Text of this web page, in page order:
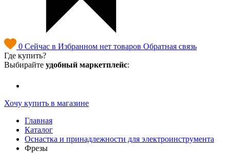
0 Сейчас в Избранном нет товаров Обратная связь
Где купить?
Выбирайте удобный маркетплейс:
Хочу купить в магазине
Главная
Каталог
Оснастка и принадлежности для электроинструмента
Фрезы